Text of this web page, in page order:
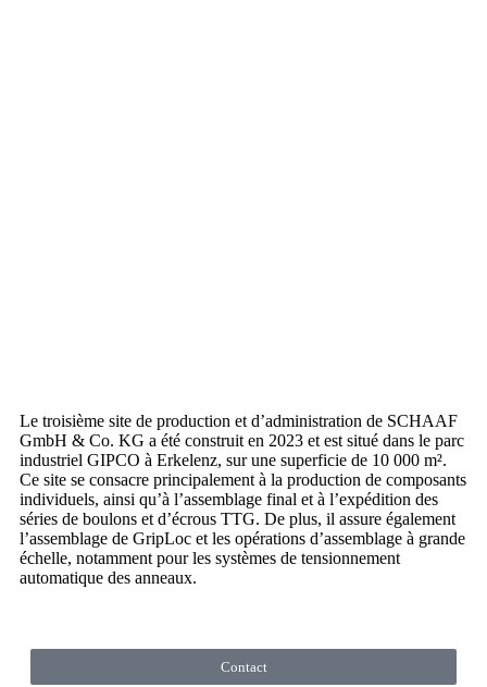
Le troisième site de production et d’administration de SCHAAF
GmbH & Co. KG a été construit en 2023 et est situé dans le parc
industriel GIPCO à Erkelenz, sur une superficie de 10 000 m².
Ce site se consacre principalement à la production de composants
individuels, ainsi qu’à l’assemblage final et à l’expédition des
séries de boulons et d’écrous TTG. De plus, il assure également
l’assemblage de GripLoc et les opérations d’assemblage à grande
échelle, notamment pour les systèmes de tensionnement
automatique des anneaux.
Contact